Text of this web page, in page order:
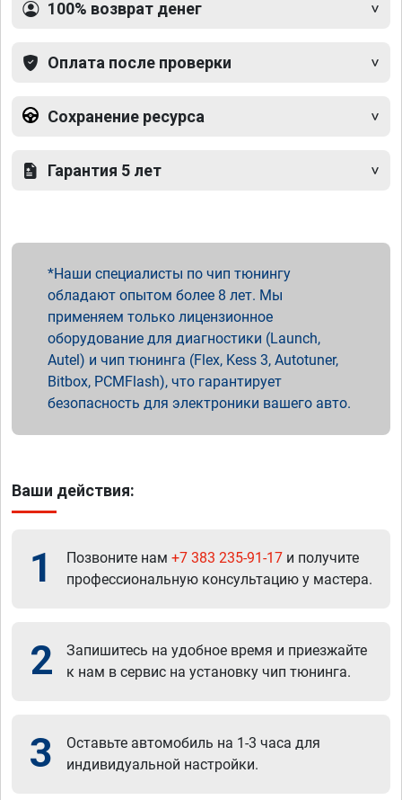
100% возврат денег
Оплата после проверки
Сохранение ресурса
Гарантия 5 лет
Наши специалисты по чип тюнингу
обладают опытом более 8 лет. Мы
применяем только лицензионное
оборудование для диагностики (Launch,
Autel) и чип тюнинга (Flex, Kess 3, Autotuner,
Bitbox, PCMFlash), что гарантирует
безопасность для электроники вашего авто.
Ваши действия:
1 Позвоните нам +7 383 235-91-17 и получите
профессиональную консультацию у мастера.
2
Запишитесь на удобное время и приезжайте
к нам в сервис на установку чип тюнинга.
3
Оставьте автомобиль на 1-3 часа для
индивидуальной настройки.